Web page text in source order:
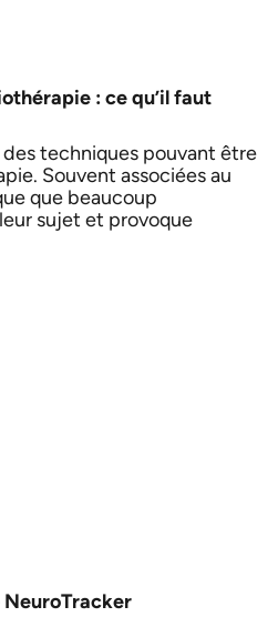
: ce qu’il faut
techniques pouvant être
Souvent associées au
que beaucoup
sujet et provoque